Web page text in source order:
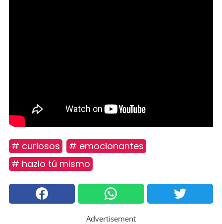
# curiosos
# emocionantes
# hazlo tú mismo
Advertisement